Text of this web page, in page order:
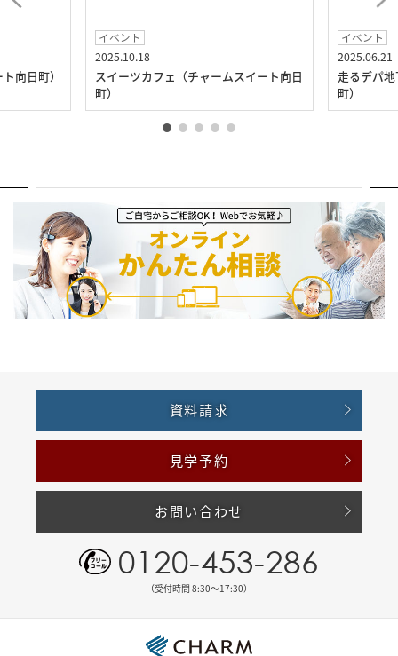
向日町）
イベント
2025.10.18
スイーツカフェ（チャームスイート向日
町）
イベント
2025.06.21
走るデパ
町）
資料請求
見学予約
お問い合わせ
0120-453-286
（受付時間 8:30〜17:30）